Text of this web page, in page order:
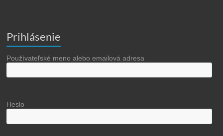
Prihlásenie
Používateľské meno alebo emailová adresa
Heslo